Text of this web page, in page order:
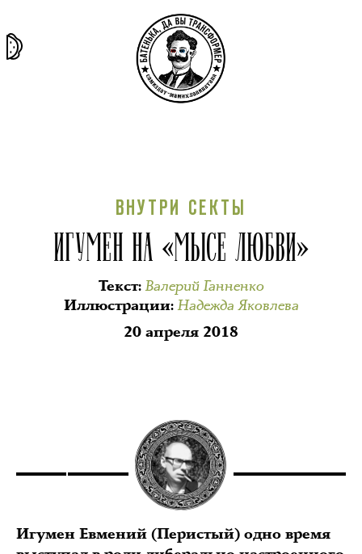
ВНУТРИ СЕКТЫ
ИГУМЕН НА «МЫСЕ ЛЮБВИ»
Текст:Валерий Ганненко
Иллюстрации:Надежда Яковлева
20 апреля 2018
Игумен Евмений (Перистый) одно время